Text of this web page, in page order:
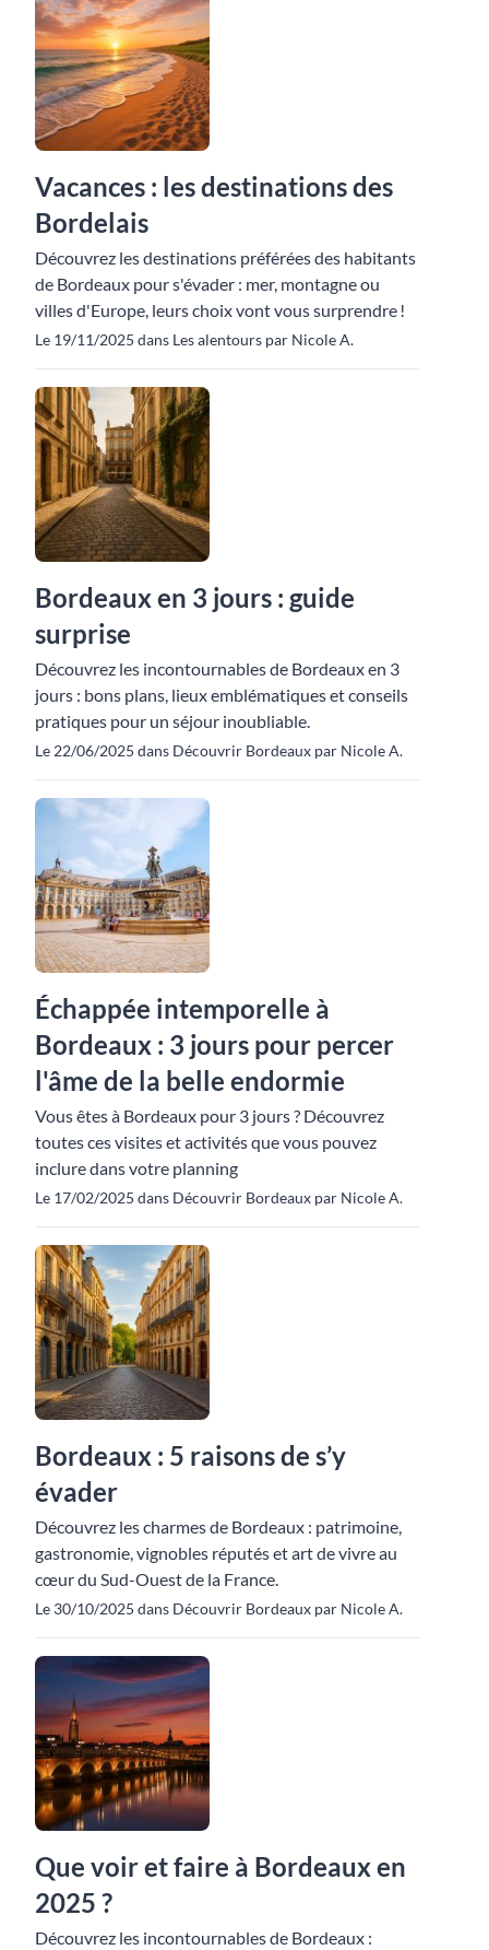
Vacances : les destinations des
Bordelais
Découvrez les destinations préférées des habitants
de Bordeaux pour s'évader : mer, montagne ou
villes d'Europe, leurs choix vont vous surprendre !
Le 19/11/2025 dans Les alentours par Nicole A.
Bordeaux en 3 jours : guide
surprise
Découvrez les incontournables de Bordeaux en 3
jours : bons plans, lieux emblématiques et conseils
pratiques pour un séjour inoubliable.
Le 22/06/2025 dans Découvrir Bordeaux par Nicole A.
Échappée intemporelle à
Bordeaux : 3 jours pour percer
l'âme de la belle endormie
Vous êtes à Bordeaux pour 3 jours ? Découvrez
toutes ces visites et activités que vous pouvez
inclure dans votre planning
Le 17/02/2025 dans Découvrir Bordeaux par Nicole A.
Bordeaux : 5 raisons de s’y
évader
Découvrez les charmes de Bordeaux : patrimoine,
gastronomie, vignobles réputés et art de vivre au
cœur du Sud-Ouest de la France.
Le 30/10/2025 dans Découvrir Bordeaux par Nicole A.
Que voir et faire à Bordeaux en
2025 ?
Découvrez les incontournables de Bordeaux :